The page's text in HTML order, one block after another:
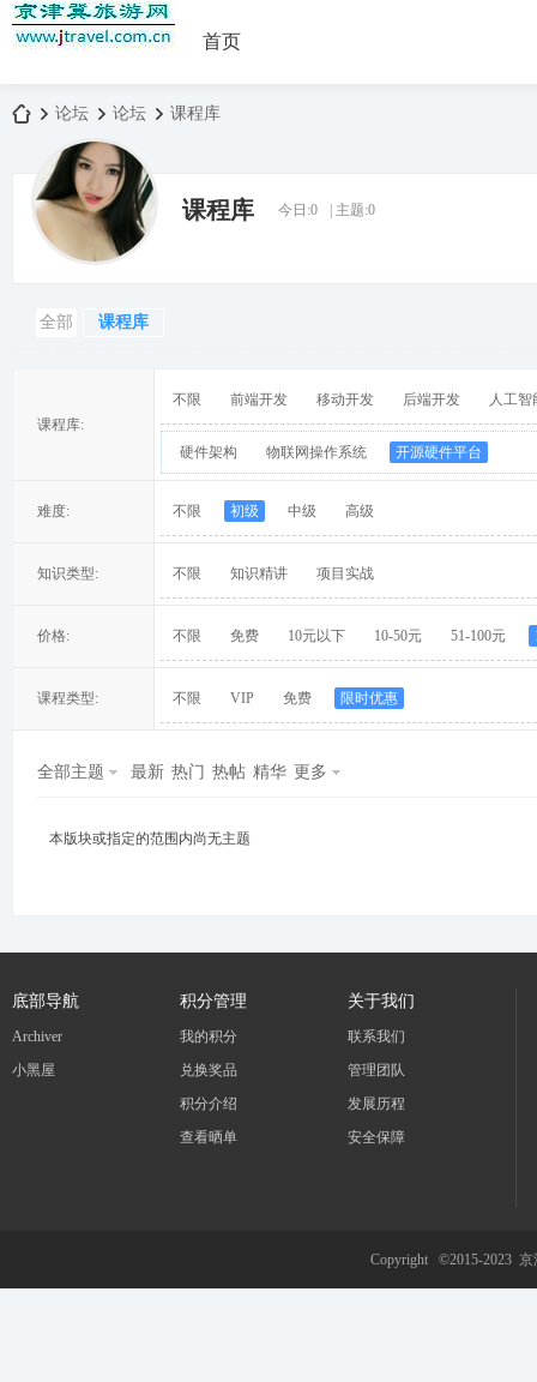
首页
»
论坛
›
论坛 课程库
课程库 今日:0 主题:0
全部 课程库
课程库:
不限 前端开发 移动开发 后端开发 人工智
硬件架构 物联网操作系统 开源硬件平台
难度: 不限 初级 中级 高级
知识类型: 不限 知识精讲 项目实战
价格: 不限 免费 10元以下 10-50元 51-100元
课程类型: 不限 VIP 免费 限时优惠
全部主题 最新 热门 热帖 精华 更多
本版块或指定的范围内尚无主题
底部导航
Archiver
小黑屋
积分管理
我的积分
兑换奖品
积分介绍
查看晒单
关于我们
联系我们
管理团队
发展历程
安全保障
Copyright ©2015-2023 京